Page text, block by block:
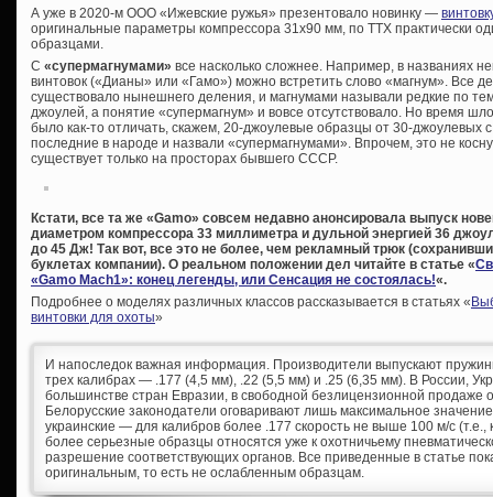
А уже в 2020-м ООО «Ижевские ружья» презентовало новинку —
оригинальные параметры компрессора 31х90 мм, по ТТХ практически
образцами.
С «супермагнумами» все насколько сложнее. Например, в названиях
винтовок («Дианы» или «Гамо») можно встретить слово «магнум». Все
существовало нынешнего деления, и магнумами называли редкие по
джоулей, а понятие «супермагнум» и вовсе отсутствовало. Но время
было как-то отличать, скажем, 20-джоулевые образцы от 30-джоулевых
последние в народе и назвали «супермагнумами». Впрочем, это не
существует только на просторах бывшего СССР.
Кстати, все та же «Gamo» совсем недавно анонсировала выпуск
диаметром компрессора 33 миллиметра и дульной энергией 36
до 45 Дж! Так вот, все это не более, чем рекламный трюк
буклетах компании). О реальном положении дел читайте в статье «
«Gamo Mach1»: конец легенды, или Сенсация не состоялась!«.
Подробнее о моделях различных классов рассказывается в статьях «
винтовки для охоты»
И напоследок важная информация. Производители выпускают
трех калибрах — .177 (4,5 мм), .22 (5,5 мм) и .25 (6,35 мм). В России,
большинстве стран Евразии, в свободной безлицензионной продаже
Белорусские законодатели оговаривают лишь максимальное
украинские — для калибров более .177 скорость не выше 100 м/с
более серьезные образцы относятся уже к охотничьему
разрешение соответствующих органов. Все приведенные в статье
оригинальным, то есть не ослабленным образцам.